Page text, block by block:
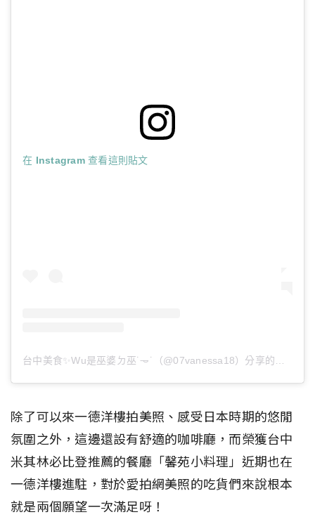
在 Instagram 查看這則貼文
台中美食✨Wu是巫婆ㄉ巫˙𐃷˙（@07vanessa18）分享的貼文
除了可以來一德洋樓拍美照、感受日本時期的悠閒
氛圍之外，這邊還設有舒適的咖啡廳，而榮獲台中
米其林必比登推薦的餐廳「馨苑小料理」近期也在
一德洋樓進駐，對於愛拍網美照的吃貨們來說根本
就是兩個願望一次滿足呀！